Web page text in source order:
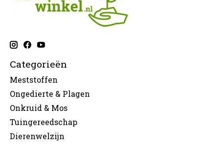
Categorieën
Meststoffen
Ongedierte & Plagen
Onkruid & Mos
Tuingereedschap
Dierenwelzijn